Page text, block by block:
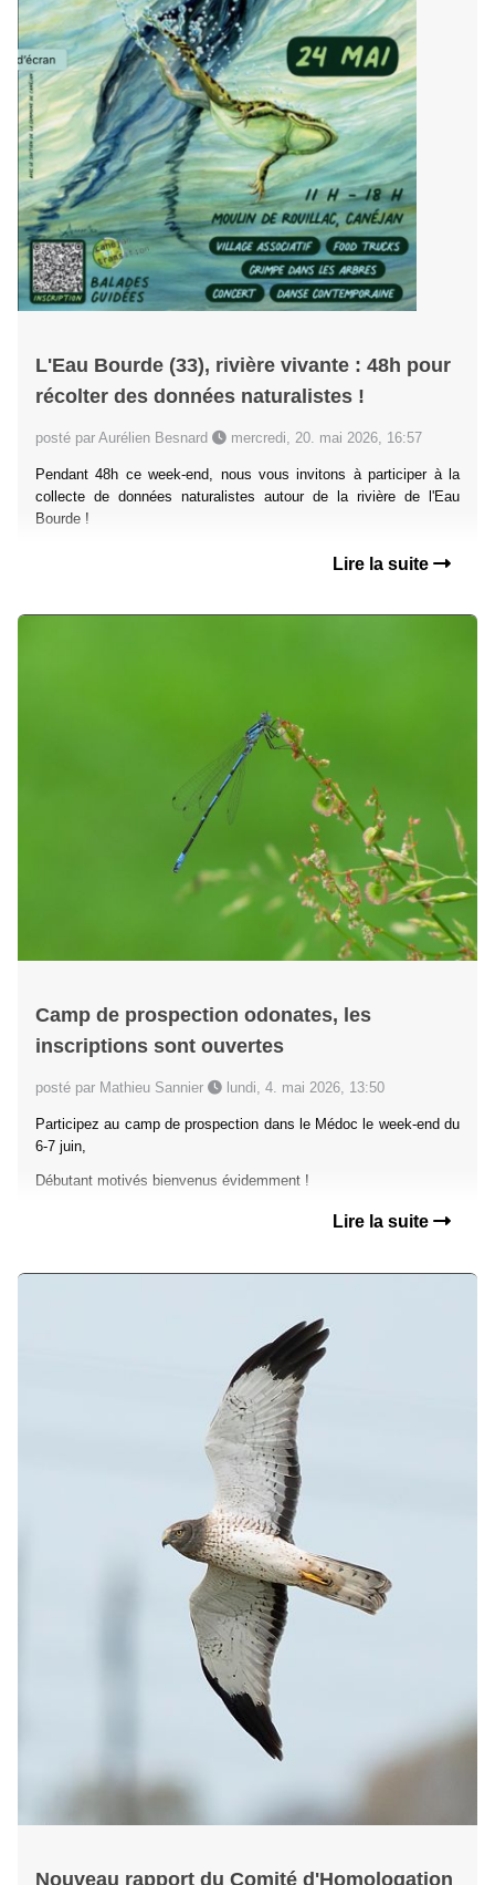
L'Eau Bourde (33), rivière vivante : 48h pour
récolter des données naturalistes !
posté par Aurélien Besnard mercredi, 20. mai 2026, 16:57
Pendant 48h ce week-end, nous vous invitons à participer à la
collecte de données naturalistes autour de la rivière de l'Eau
Bourde !
Lire la suite
Camp de prospection odonates, les
inscriptions sont ouvertes
posté par Mathieu Sannier lundi, 4. mai 2026, 13:50
Participez au camp de prospection dans le Médoc le week-end du
6-7 juin,
Débutant motivés bienvenus évidemment !
Lire la suite
Nouveau rapport du Comité d'Homologation